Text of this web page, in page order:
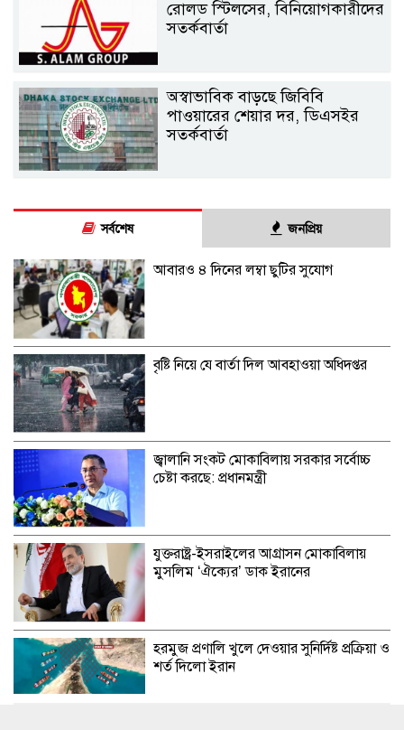
রোলড স্টিলসের, বিনিয়োগকারীদের
সতর্কবার্তা
অস্বাভাবিক বাড়ছে জিবিবি
পাওয়ারের শেয়ার দর, ডিএসইর
সতর্কবার্তা
সর্বশেষ জনপ্রিয়
আবারও ৪ দিনের লম্বা ছুটির সুযোগ
বৃষ্টি নিয়ে যে বার্তা দিল আবহাওয়া অধিদপ্তর
জ্বালানি সংকট মোকাবিলায় সরকার সর্বোচ্চ
চেষ্টা করছে: প্রধানমন্ত্রী
যুক্তরাষ্ট্র-ইসরাইলের আগ্রাসন মোকাবিলায়
মুসলিম ‘ঐক্যের’ ডাক ইরানের
হরমুজ প্রণালি খুলে দেওয়ার সুনির্দিষ্ট প্রক্রিয়া ও
শর্ত দিলো ইরান